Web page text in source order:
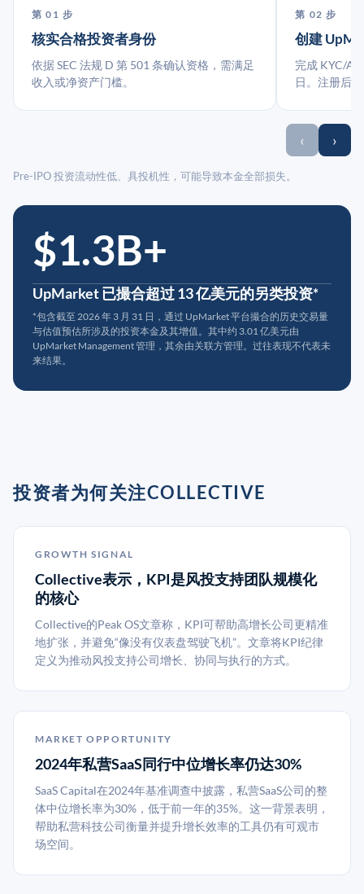
第 01 步
核实合格投资者身份
依据 SEC 法规 D 第 501 条确认资格，需满足
收入或净资产门槛。
第 02 步
创建
完成 KYC/
日。注册后
‹ ›
Pre-IPO 投资流动性低、具投机性，可能导致本金全部损失。
$1.3B+
UpMarket 已撮合超过 13 亿美元的另类投资*
*包含截至 2026 年 3 月 31 日，通过 UpMarket 平台撮合的历史交易量
与估值预估所涉及的投资本金及其增值。其中约 3.01 亿美元由
UpMarket Management 管理，其余由关联方管理。过往表现不代表未
来结果。
投资者为何关注COLLECTIVE
GROWTH SIGNAL
Collective表示，KPI是风投支持团队规模化
的核心
Collective的Peak OS文章称，KPI可帮助高增长公司更精准
地扩张，并避免“像没有仪表盘驾驶飞机”。文章将KPI纪律
定义为推动风投支持公司增长、协同与执行的方式。
MARKET OPPORTUNITY
2024年私营SaaS同行中位增长率仍达30%
SaaS Capital在2024年基准调查中披露，私营SaaS公司的整
体中位增长率为30%，低于前一年的35%。这一背景表明，
帮助私营科技公司衡量并提升增长效率的工具仍有可观市
场空间。